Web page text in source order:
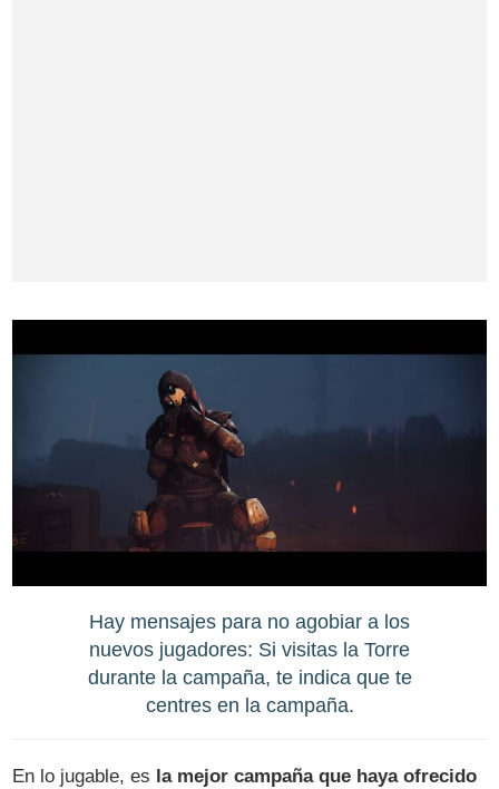
Hay mensajes para no agobiar a los
nuevos jugadores: Si visitas la Torre
durante la campaña, te indica que te
centres en la campaña.
En lo jugable, es la mejor campaña que haya ofrecido